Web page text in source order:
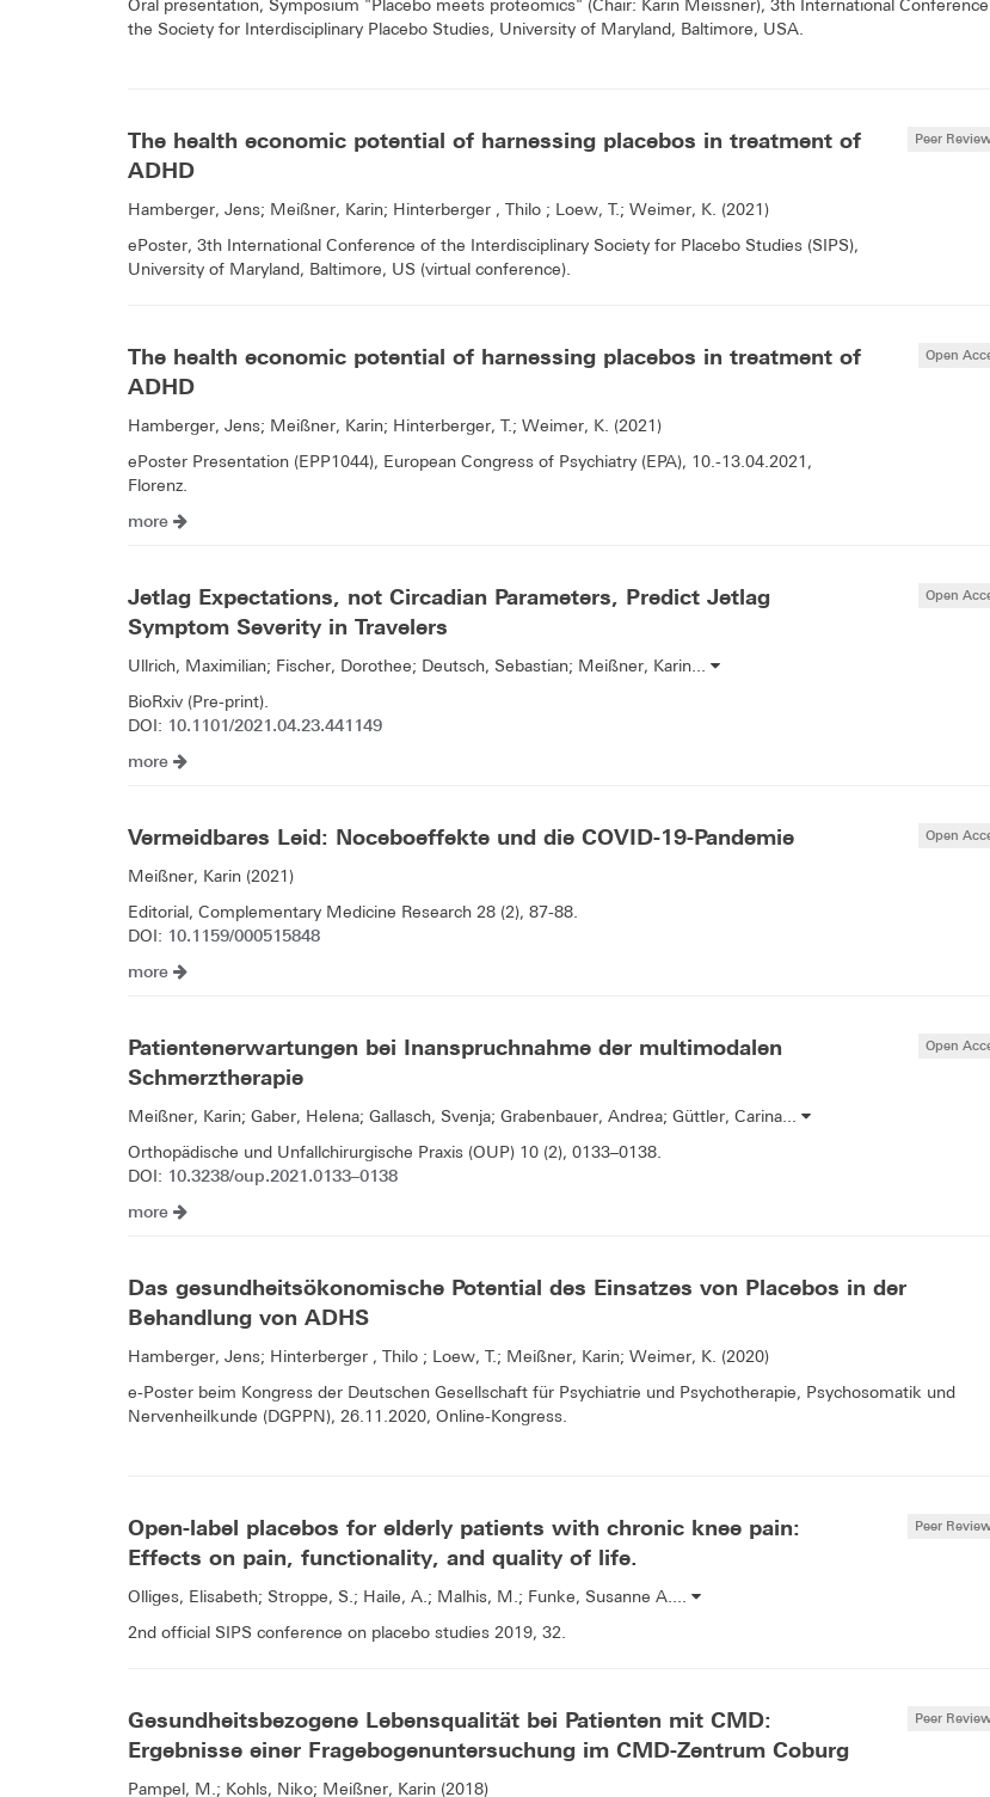
Oral presentation, Symposium "Placebo meets proteomics" (Chair: Karin Meissner), 3th International
the Society for Interdisciplinary Placebo Studies, University of Maryland, Baltimore, USA.
The health economic potential of harnessing placebos in treatment of
ADHD
Hamberger, Jens; Meißner, Karin; Hinterberger , Thilo ; Loew, T.; Weimer, K. (2021)
ePoster, 3th International Conference of the Interdisciplinary Society for Placebo Studies (SIPS),
University of Maryland, Baltimore, US (virtual conference).
Peer
The health economic potential of harnessing placebos in treatment of
ADHD
Hamberger, Jens; Meißner, Karin; Hinterberger, T.; Weimer, K. (2021)
ePoster Presentation (EPP1044), European Congress of Psychiatry (EPA), 10.-13.04.2021,
Florenz.
Open
more
Jetlag Expectations, not Circadian Parameters, Predict Jetlag
Symptom Severity in Travelers
Ullrich, Maximilian; Fischer, Dorothee; Deutsch, Sebastian; Meißner, Karin...
BioRxiv (Pre-print).
DOI: 10.1101/2021.04.23.441149
Open
more
Vermeidbares Leid: Noceboeffekte und die COVID-19-Pandemie
Meißner, Karin (2021)
Editorial, Complementary Medicine Research 28 (2), 87-88.
DOI: 10.1159/000515848
Open
more
Patientenerwartungen bei Inanspruchnahme der multimodalen
Schmerztherapie
Meißner, Karin; Gaber, Helena; Gallasch, Svenja; Grabenbauer, Andrea; Güttler, Carina...
Orthopädische und Unfallchirurgische Praxis (OUP) 10 (2), 0133–0138.
DOI: 10.3238/oup.2021.0133–0138
Open
more
Das gesundheitsökonomische Potential des Einsatzes von Placebos in der
Behandlung von ADHS
Hamberger, Jens; Hinterberger , Thilo ; Loew, T.; Meißner, Karin; Weimer, K. (2020)
e-Poster beim Kongress der Deutschen Gesellschaft für Psychiatrie und Psychotherapie, Psychosomatik und
Nervenheilkunde (DGPPN), 26.11.2020, Online-Kongress.
Open-label placebos for elderly patients with chronic knee pain:
Effects on pain, functionality, and quality of life.
Olliges, Elisabeth; Stroppe, S.; Haile, A.; Malhis, M.; Funke, Susanne A....
2nd official SIPS conference on placebo studies 2019, 32.
Peer
Gesundheitsbezogene Lebensqualität bei Patienten mit CMD:
Ergebnisse einer Fragebogenuntersuchung im CMD-Zentrum Coburg
Pampel, M.; Kohls, Niko; Meißner, Karin (2018)
Peer